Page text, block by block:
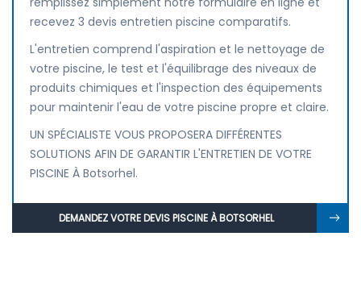
recevez 3 devis entretien piscine comparatifs.
L'entretien comprend l'aspiration et le nettoyage de
votre piscine, le test et l'équilibrage des niveaux de
produits chimiques et l'inspection des équipements
pour maintenir l'eau de votre piscine propre et claire.
UN SPÉCIALISTE VOUS PROPOSERA DIFFÉRENTES
SOLUTIONS AFIN DE GARANTIR L'ENTRETIEN DE VOTRE
PISCINE À Botsorhel.
DEMANDEZ VOTRE DEVIS PISCINE À BOTSORHEL